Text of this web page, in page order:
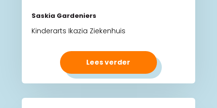
Saskia Gardeniers
Kinderarts Ikazia Ziekenhuis
Lees verder